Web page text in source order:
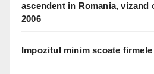
ascendent in Romania, vizand
2006
Impozitul minim scoate firmele